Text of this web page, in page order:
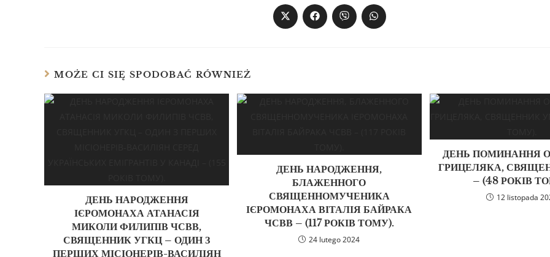
MOŻE CI SIĘ SPODOBAĆ RÓWNIEŻ
ДЕНЬ НАРОДЖЕННЯ
ІЄРОМОНАХА АТАНАСІЯ
МИКОЛИ ФИЛИПІВ ЧСВВ,
СВЯЩЕННИК УГКЦ – ОДИН З
ПЕРШИХ МІСІОНЕРІВ-ВАСИЛІЯН
ДЕНЬ НАРОДЖЕННЯ,
БЛАЖЕННОГО
СВЯЩЕННОМУЧЕНИКА
ІЄРОМОНАХА ВІТАЛІЯ БАЙРАКА
ЧСВВ – (117 РОКІВ ТОМУ).
24 lutego 2024
ДЕНЬ ПОМИНАННЯ
ГРИЦЕЛЯКА,
– (48 РОКІВ
12 listopada